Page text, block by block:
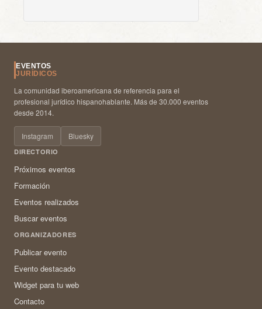
EVENTOS
JURÍDICOS
La comunidad iberoamericana de referencia para el
profesional jurídico hispanohablante. Más de 30.000 eventos
desde 2014.
Instagram Bluesky
DIRECTORIO
Próximos eventos
Formación
Eventos realizados
Buscar eventos
ORGANIZADORES
Publicar evento
Evento destacado
Widget para tu web
Contacto